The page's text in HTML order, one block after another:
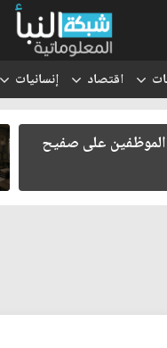
اقتصاد إنسانيات
على صفيح